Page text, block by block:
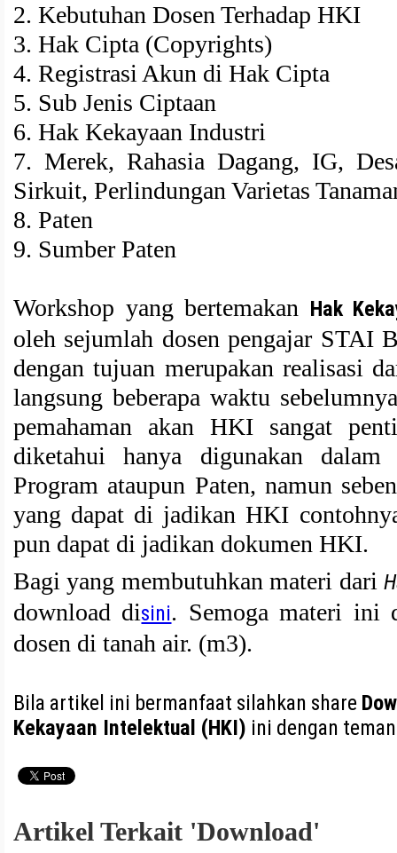
2. Kebutuhan Dosen Terhadap HKI
3. Hak Cipta (Copyrights)
4. Registrasi Akun di Hak Cipta
5. Sub Jenis Ciptaan
6. Hak Kekayaan Industri
7. Merek, Rahasia Dagang, IG,
Sirkuit, Perlindungan Varietas
8. Paten
9. Sumber Paten
Workshop yang bertemakan Hak
oleh sejumlah dosen pengajar STAI
dengan tujuan merupakan realisasi
langsung beberapa waktu
pemahaman akan HKI sangat
diketahui hanya digunakan
Program ataupun Paten, namun
yang dapat di jadikan HKI
pun dapat di jadikan dokumen HKI.
Bagi yang membutuhkan materi dari
download disini. Semoga materi ini
dosen di tanah air. (m3).
Bila artikel ini bermanfaat silahkan share
Kekayaan Intelektual (HKI) ini dengan
Artikel Terkait 'Download'